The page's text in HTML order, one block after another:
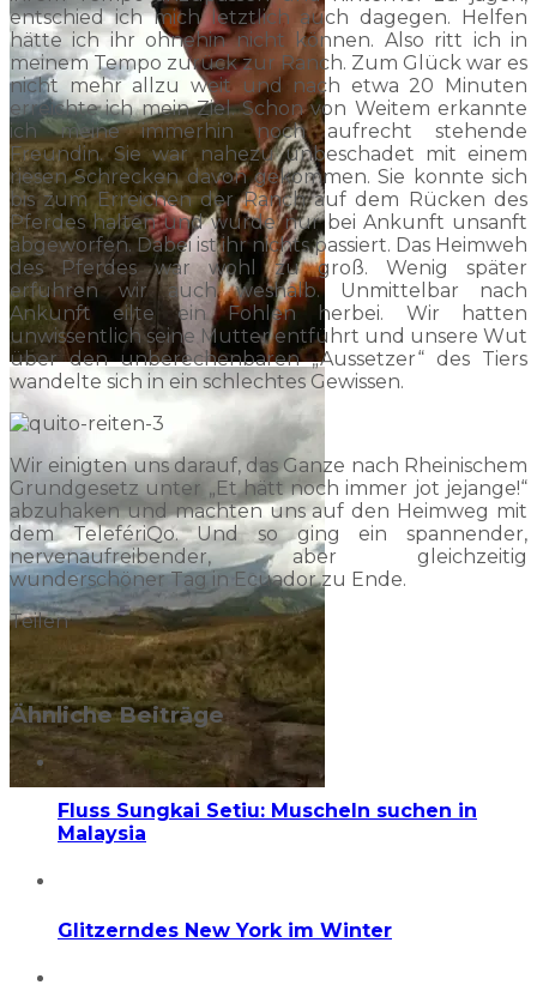
entschied ich mich letztlich auch dagegen. Helfen
hätte ich ihr ohnehin nicht können. Also ritt ich in
meinem Tempo zurück zur Ranch. Zum Glück war es
nicht mehr allzu weit und nach etwa 20 Minuten
erreichte ich mein Ziel. Schon von Weitem erkannte
ich meine immerhin noch aufrecht stehende
Freundin. Sie war nahezu unbeschadet mit einem
riesen Schrecken davon gekommen. Sie konnte sich
bis zum Erreichen der Ranch auf dem Rücken des
Pferdes halten und wurde nur bei Ankunft unsanft
abgeworfen. Dabei ist ihr nichts passiert. Das Heimweh
des Pferdes war wohl zu groß. Wenig später
erfuhren wir auch weshalb. Unmittelbar nach
Ankunft eilte ein Fohlen herbei. Wir hatten
unwissentlich seine Mutter entführt und unsere Wut
über den unberechenbaren „Aussetzer“ des Tiers
wandelte sich in ein schlechtes Gewissen.
Wir einigten uns darauf, das Ganze nach Rheinischem
Grundgesetz unter „Et hätt noch immer jot jejange!“
abzuhaken und machten uns auf den Heimweg mit
dem TelefériQo. Und so ging ein spannender,
nervenaufreibender, aber gleichzeitig
wunderschöner Tag in Ecuador zu Ende.
Teilen
Ähnliche Beiträge
Fluss Sungkai Setiu: Muscheln suchen in
Malaysia
Glitzerndes New York im Winter